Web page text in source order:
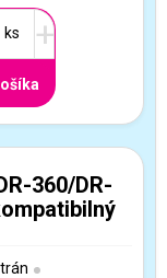
+
360/DR-